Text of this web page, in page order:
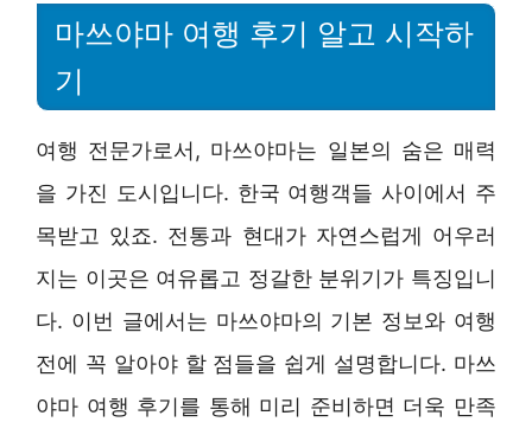
마쓰야마 여행 후기 알고 시작하
기
여행 전문가로서, 마쓰야마는 일본의 숨은 매력
을 가진 도시입니다. 한국 여행객들 사이에서 주
목받고 있죠. 전통과 현대가 자연스럽게 어우러
지는 이곳은 여유롭고 정갈한 분위기가 특징입니
다. 이번 글에서는 마쓰야마의 기본 정보와 여행
전에 꼭 알아야 할 점들을 쉽게 설명합니다. 마쓰
야마 여행 후기를 통해 미리 준비하면 더욱 만족